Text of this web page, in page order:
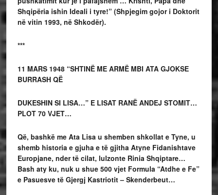
Shqipëria ishin Ideali i tyre!” (Shpjegim gojor i Doktorit
në vitin 1993, në Shkodër).
***
11 MARS 1948 “SHTINË ME ARMË MBI ATA GJOKSE
BURRASH QË
DUKESHIN SI LISA…” E LISAT RANË ANDEJ STOMIT…
PLOT 70 VJET…
Që, bashkë me Ata Lisa u shemben shkollat e Tyne, u
shemb historia e gjuha e të gjitha Atyne Fidanishtave
Europjane, nder të cilat, lulzonte Rinia Shqiptare…
Bash aty ku, nuk u shue 500 vjet Formula “Atdhe e Fe”
e Pasuesve të Gjergj Kastriotit – Skenderbeut…